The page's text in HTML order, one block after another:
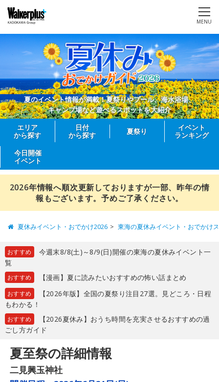
MENU
夏のイベント情報が満載！夏祭りやプール、海水浴場、
キャンプ場など遊べるスポットを大紹介
エリア
から探す
日付
から探す
夏祭り
イベント
ランキング
今日開催
イベント
2026年情報へ順次更新しておりますが一部、昨年の情
報もございます。予めご了承ください。
夏休みイベント・おでかけ2026 東海の夏休みイベント・おでかけ
おすすめ
今週末8/8(土)～8/9(日)開催の東海の夏休みイベント一
覧
おすすめ 【漫画】夏に読みたいおすすめの怖い話まとめ
おすすめ
【2026年版】全国の夏祭り注目27選。見どころ・日程
もわかる！
おすすめ
【2026夏休み】おうち時間を充実させるおすすめの過
ごし方ガイド
夏至祭の詳細情報
二見興玉神社